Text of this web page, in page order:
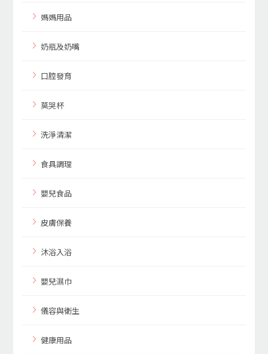
媽媽用品
奶瓶及奶嘴
口腔發育
莫哭杯
洗淨清潔
食具調理
嬰兒食品
皮膚保養
沐浴入浴
嬰兒濕巾
儀容與衛生
健康用品